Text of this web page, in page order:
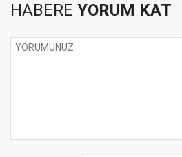
HABERE YORUM KAT